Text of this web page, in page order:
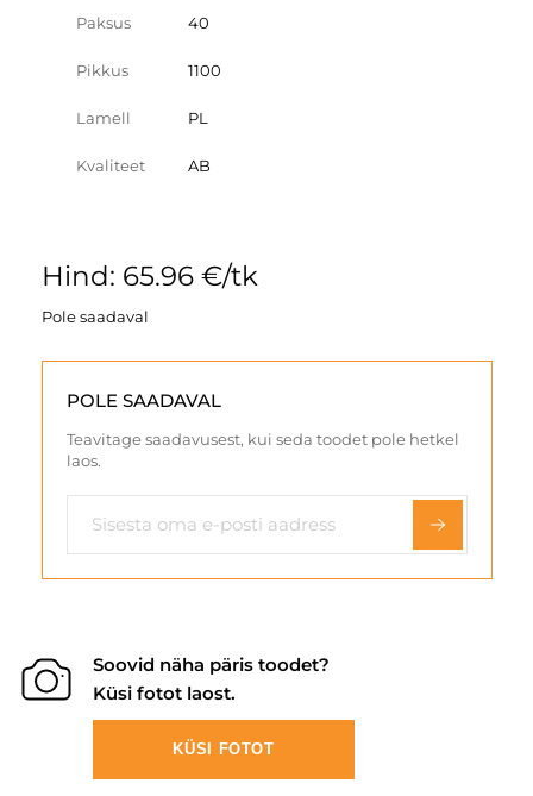
Paksus 40
Pikkus 1100
Lamell PL
Kvaliteet AB
Hind: 65.96 €/tk
Pole saadaval
POLE SAADAVAL
Teavitage saadavusest, kui seda toodet pole hetkel
laos.
Soovid näha päris toodet?
Küsi fotot laost.
KÜSI FOTOT